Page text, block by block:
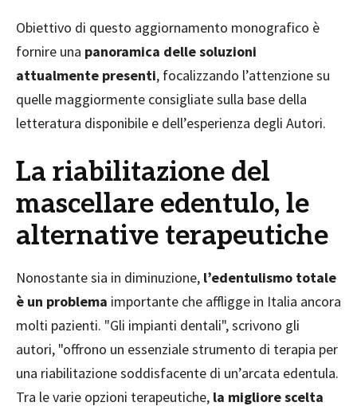
Obiettivo di questo aggiornamento monografico è
fornire una panoramica delle soluzioni
attualmente presenti, focalizzando l’attenzione su
quelle maggiormente consigliate sulla base della
letteratura disponibile e dell’esperienza degli Autori.
La riabilitazione del
mascellare edentulo, le
alternative terapeutiche
Nonostante sia in diminuzione, l’edentulismo totale
è un problema importante che affligge in Italia ancora
molti pazienti. "Gli impianti dentali", scrivono gli
autori, "offrono un essenziale strumento di terapia per
una riabilitazione soddisfacente di un’arcata edentula.
Tra le varie opzioni terapeutiche, la migliore scelta